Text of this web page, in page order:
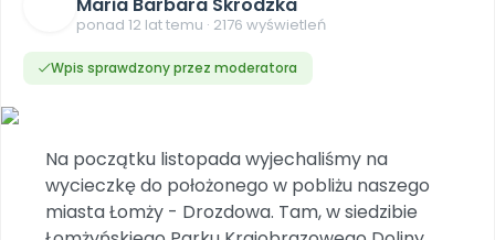
Scenariusze i artykuły
Pomoce dydaktyczne
Plany tygodniowe
Praca wychowawcza
Bliżejprzedszkolne zestawy
Miesięczniki
Ebooki
Wszystko dla przedszkoli
Zamówienia hurtowe
NA SKRÓTY
Konferencje
Spotkania na dużą skalę
POLECAMY
Akademia Muzyki i Ruchu
Ebooki
Nasze interaktywne ebooki
Pakiet bliżej MAX
Poznajemy regiony
Sensosmyki
Patronat BLIŻEJ PRZEDSZKOLA
Nauka liter i głosek
Sprintem do maratonu
Ruch i motywacja
SOCIAL MEDIA
Facebook
Aktualności
TikTok
Zobacz nas na TikToku
ponad 12 lat temu · 2176 wyświetleń
Wpis sprawdzony przez moderatora
Na początku listopada wyjechaliśmy na
wycieczkę do położonego w pobliżu naszego
miasta Łomży - Drozdowa. Tam, w siedzibie